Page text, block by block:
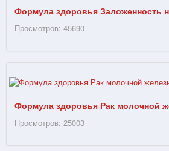
Формула здоровья Заложенность
Просмотров: 45690
Формула здоровья Рак молочной
Просмотров: 25003